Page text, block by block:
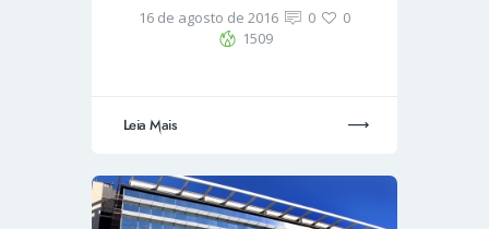
16 de agosto de 2016 0
0
1509
Leia Mais